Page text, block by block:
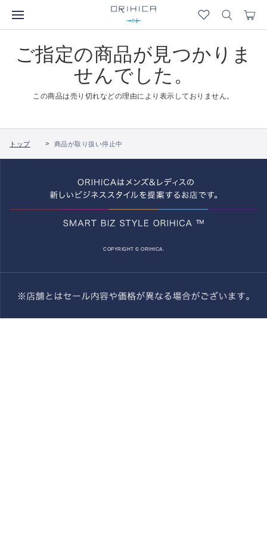
ご指定の商品が見つかりま
せんでした。
この商品は売り切れなどの理由により表示しておりません。
トップ 商品が取り扱い停止中
COPYRIGHT © ORIHICA.